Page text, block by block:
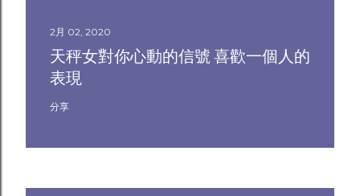
2月 02, 2020
天秤女對你心動的信號 喜歡一個人的
表現
分享